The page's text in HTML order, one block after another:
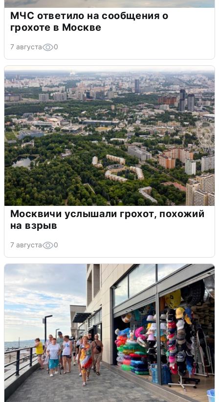
МЧС ответило на сообщения о
грохоте в Москве
7 августа 0
Москвичи услышали грохот, похожий
на взрыв
7 августа 0